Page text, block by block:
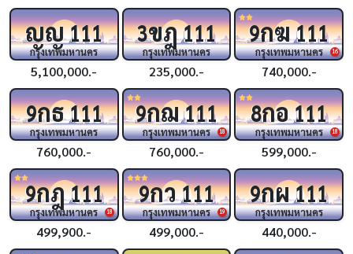
ญญ111
กรุงเทพมหานคร
5,100,000.-
3ขฎ111
กรุงเทพมหานคร
235,000.-
16
9กฆ111
กรุงเทพมหานคร
740,000.-
9กธ111
กรุงเทพมหานคร
760,000.-
18
9กฌ111
กรุงเทพมหานคร
760,000.-
18
8กอ111
กรุงเทพมหานคร
599,000.-
18
9กฎ111
กรุงเทพมหานคร
499,900.-
19
9กว111
กรุงเทพมหานคร
499,000.-
9กผ111
กรุงเทพมหานคร
440,000.-